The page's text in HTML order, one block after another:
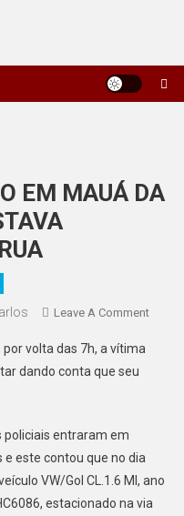
EM MAUÁ DA
Leave A CommentOn
–
volta das 7h, a vítima
dando conta que seu
policiais entraram em
este contou que no dia
VW/Gol CL.1.6 MI, ano
estacionado na via